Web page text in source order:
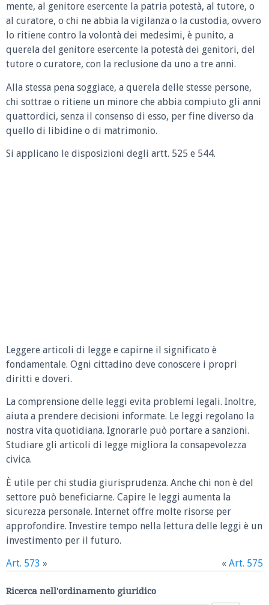
mente, al genitore esercente la patria potestà, al tutore, o
al curatore, o chi ne abbia la vigilanza o la custodia, ovvero
lo ritiene contro la volontà dei medesimi, è punito, a
querela del genitore esercente la potestà dei genitori, del
tutore o curatore, con la reclusione da uno a tre anni.
Alla stessa pena soggiace, a querela delle stesse persone,
chi sottrae o ritiene un minore che abbia compiuto gli anni
quattordici, senza il consenso di esso, per fine diverso da
quello di libidine o di matrimonio.
Si applicano le disposizioni degli artt. 525 e 544.
Leggere articoli di legge e capirne il significato è
fondamentale. Ogni cittadino deve conoscere i propri
diritti e doveri.
La comprensione delle leggi evita problemi legali. Inoltre,
aiuta a prendere decisioni informate. Le leggi regolano la
nostra vita quotidiana. Ignorarle può portare a sanzioni.
Studiare gli articoli di legge migliora la consapevolezza
civica.
È utile per chi studia giurisprudenza. Anche chi non è del
settore può beneficiarne. Capire le leggi aumenta la
sicurezza personale. Internet offre molte risorse per
approfondire. Investire tempo nella lettura delle leggi è un
investimento per il futuro.
Art. 573 » « Art. 575
Ricerca nell'ordinamento giuridico